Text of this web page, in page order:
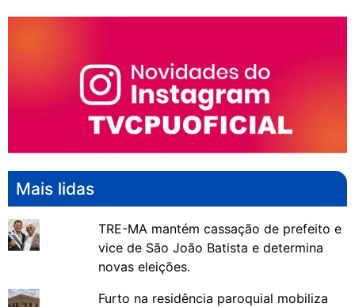
Mais lidas
TRE-MA mantém cassação de prefeito e
vice de São João Batista e determina
novas eleições.
Furto na residência paroquial mobiliza